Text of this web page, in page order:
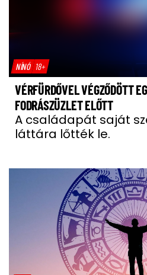
NÍNÓ 18+
VÉRFÜRDŐVEL VÉGZŐDÖTT
FODRÁSZÜZLET ELŐTT
A családapát saját
láttára lőtték le.